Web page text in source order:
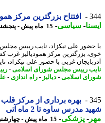
افتتاح بزرگترین مرکز
-سیاسی-15 ماه پیش - پنجشنبه 11 اردیبهشت 1404، 15:35
علی نیکزاد، نایب رییس مجلس
بزرگترین مرکز همودیالیز غرب کشور
غربی با حضور علی نیکزاد، نایب
رییس مجلس شورای اسلامی-رییس
اسلامی-دیالیز-راه اندازی- علی
بهره برداری از مرکز قلب و
مدرس ساوه تا 2 ماه آتی
-پزشکی-
15 ماه پیش -